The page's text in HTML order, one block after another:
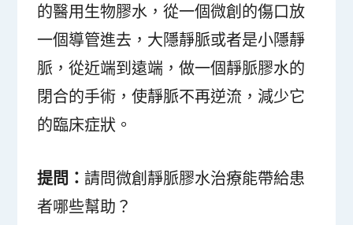
的醫用生物膠水，從一個微創的傷口放
一個導管進去，大隱靜脈或者是小隱靜
脈，從近端到遠端，做一個靜脈膠水的
閉合的手術，使靜脈不再逆流，減少它
的臨床症狀。
提問：請問微創靜脈膠水治療能帶給患
者哪些幫助？